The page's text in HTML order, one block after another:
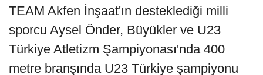
TEAM Akfen İnşaat'ın desteklediği milli
sporcu Aysel Önder, Büyükler ve U23
Türkiye Atletizm Şampiyonası'nda 400
metre branşında U23 Türkiye şampiyonu